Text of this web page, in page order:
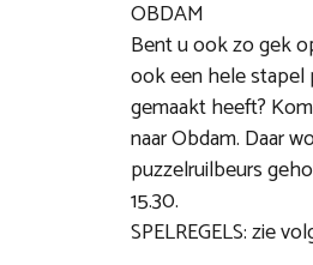
OBDAM
Bent u ook zo gek
ook een hele stapel
gemaakt heeft?
naar Obdam. Daar
puzzelruilbeurs
15.30.
SPELREGELS: zie